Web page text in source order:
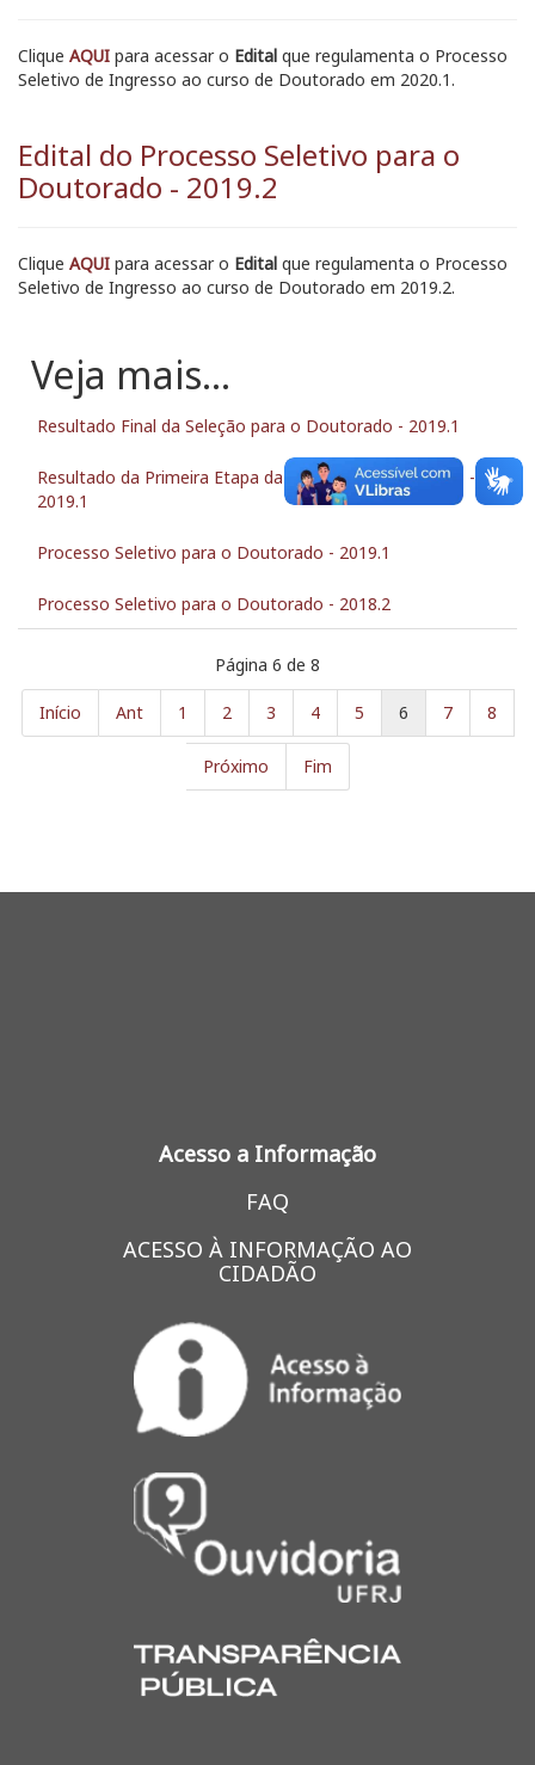
Clique AQUI para acessar o Edital que regulamenta o Processo
Seletivo de Ingresso ao curso de Doutorado em 2020.1.
Edital do Processo Seletivo para o
Doutorado - 2019.2
Clique AQUI para acessar o Edital que regulamenta o Processo
Seletivo de Ingresso ao curso de Doutorado em 2019.2.
Resultado Final da Seleção para o Doutorado - 2019.1
Resultado da Primeira Etapa da Seleção de Doutorado -
2019.1
Processo Seletivo para o Doutorado - 2019.1
Processo Seletivo para o Doutorado - 2018.2
Página 6 de 8
Início Ant 1 2 3 4 5 6 7 8
Próximo Fim
Acesso a Informação
FAQ
ACESSO À INFORMAÇÃO AO
CIDADÃO